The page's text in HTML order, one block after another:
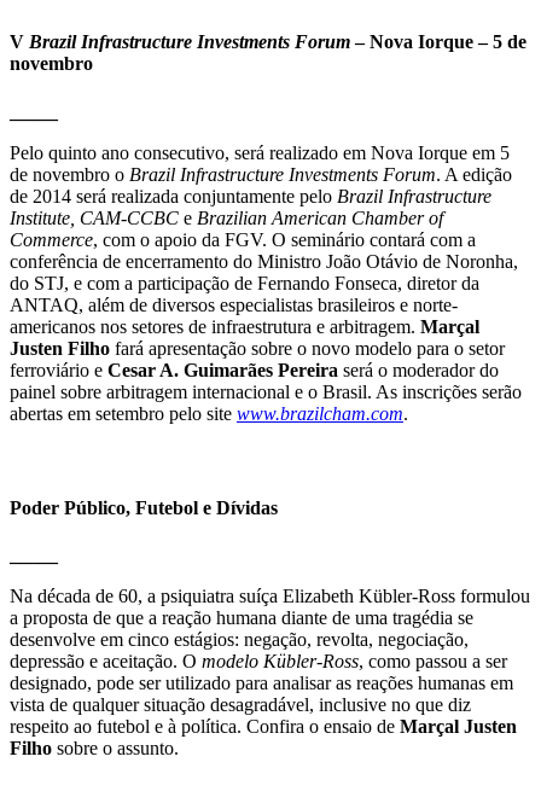
V Brazil Infrastructure Investments Forum– Nova Iorque – 5 de
novembro
Pelo quinto ano consecutivo, será realizado em Nova Iorque em 5
de novembro o Brazil Infrastructure Investments Forum. A edição
de 2014 será realizada conjuntamente pelo Brazil Infrastructure
Institute, CAM-CCBC e Brazilian American Chamber of
Commerce, com o apoio da FGV. O seminário contará com a
conferência de encerramento do Ministro João Otávio de Noronha,
do STJ, e com a participação de Fernando Fonseca, diretor da
ANTAQ, além de diversos especialistas brasileiros e norte-
americanos nos setores de infraestrutura e arbitragem. Marçal
Justen Filho fará apresentação sobre o novo modelo para o setor
ferroviário e Cesar A. Guimarães Pereira será o moderador do
painel sobre arbitragem internacional e o Brasil. As inscrições serão
abertas em setembro pelo site www.brazilcham.com.
Poder Público, Futebol e Dívidas
Na década de 60, a psiquiatra suíça Elizabeth Kübler-Ross formulou
a proposta de que a reação humana diante de uma tragédia se
desenvolve em cinco estágios: negação, revolta, negociação,
depressão e aceitação. O modelo Kübler-Ross, como passou a ser
designado, pode ser utilizado para analisar as reações humanas em
vista de qualquer situação desagradável, inclusive no que diz
respeito ao futebol e à política. Confira o ensaio de Marçal Justen
Filho sobre o assunto.